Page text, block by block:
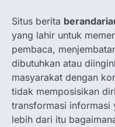
Situs berita
yang lahir untuk
pembaca,
dibutuhkan atau
masyarakat dengan
tidak memposisikan
transformasi informasi
lebih dari itu